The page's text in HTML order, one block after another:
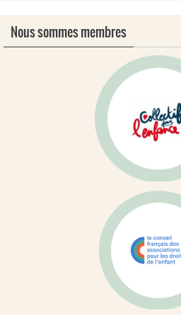
Nous sommes membres